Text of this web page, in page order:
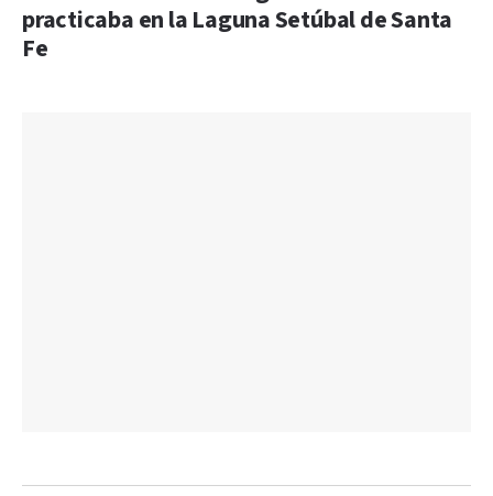
practicaba en la Laguna Setúbal de Santa
Fe